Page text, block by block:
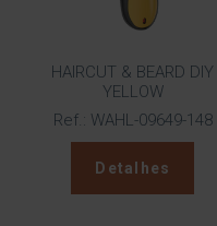
HAIRCUT & BEARD DIY
YELLOW
Ref.: WAHL-09649-148
Detalhes